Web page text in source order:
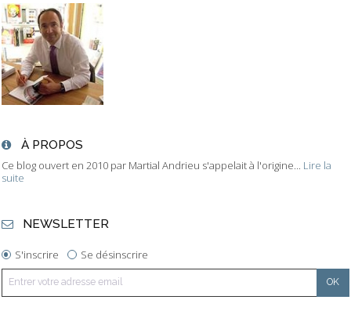
À PROPOS
Ce blog ouvert en 2010 par Martial Andrieu s'appelait à l'origine... Lire la
suite
NEWSLETTER
S'inscrire Se désinscrire